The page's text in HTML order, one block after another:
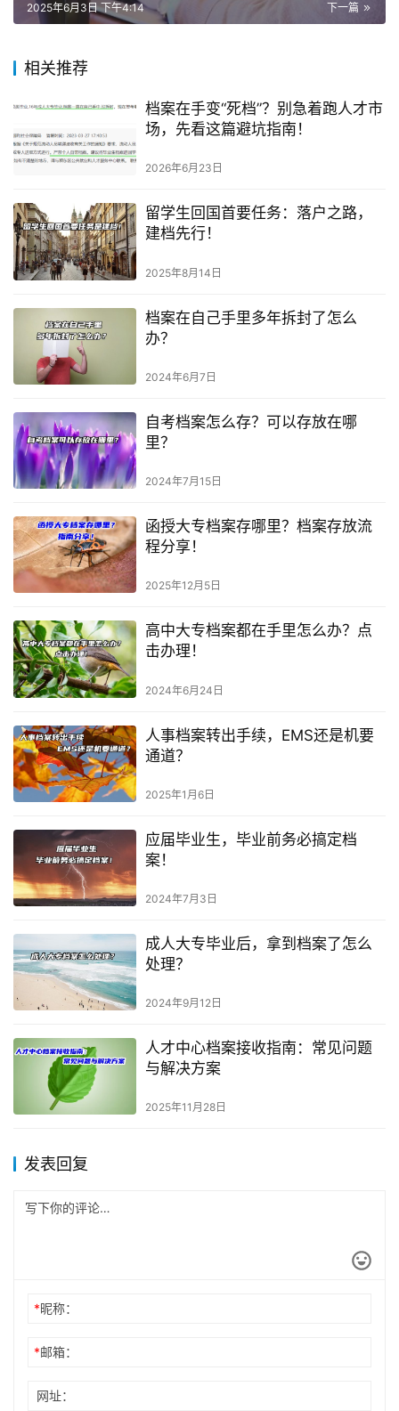
下一篇
2025年6月3日 下午4:14
相关推荐
档案在手变“死档”？别急着跑人才市
场，先看这篇避坑指南！
2026年6月23日
留学生回国首要任务：落户之路，
建档先行！
2025年8月14日
档案在自己手里多年拆封了怎么
办？
2024年6月7日
自考档案怎么存？可以存放在哪
里？
2024年7月15日
函授大专档案存哪里？档案存放流
程分享！
2025年12月5日
高中大专档案都在手里怎么办？点
击办理！
2024年6月24日
人事档案转出手续，EMS还是机要
通道？
2025年1月6日
应届毕业生，毕业前务必搞定档
案！
2024年7月3日
成人大专毕业后，拿到档案了怎么
处理？
2024年9月12日
人才中心档案接收指南：常见问题
与解决方案
2025年11月28日
发表回复
*昵称：
*邮箱：
网址：